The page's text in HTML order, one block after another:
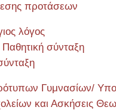
προτάσεων
λόγος
Παθητική σύνταξη
Γυμνασίων/
και Ασκήσεις